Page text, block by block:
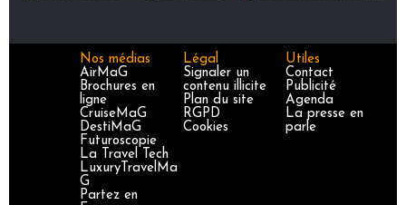
Nos médias
AirMaG
Brochures en
ligne
CruiseMaG
DestiMaG
Futuroscopie
La Travel Tech
LuxuryTravelMa
G
Partez en
Légal
Signaler un
contenu illicite
Plan du site
RGPD
Cookies
Utiles
Contact
Publicité
Agenda
La presse en
parle